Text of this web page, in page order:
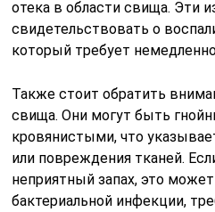
отека в области свища. Эти
свидетельствовать о
который требует
Также стоит обратить
свища. Они могут быть
кровянистыми, что
или повреждения тканей.
неприятный запах, это
бактериальной инфекции,